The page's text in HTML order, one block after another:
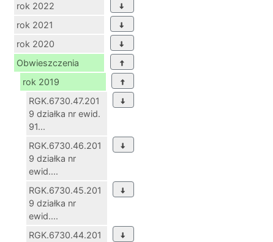
rok 2022
rok 2021
rok 2020
Obwieszczenia
rok 2019
RGK.6730.47.201
9 działka nr ewid.
91...
RGK.6730.46.201
9 działka nr
ewid....
RGK.6730.45.201
9 działka nr
ewid....
RGK.6730.44.201